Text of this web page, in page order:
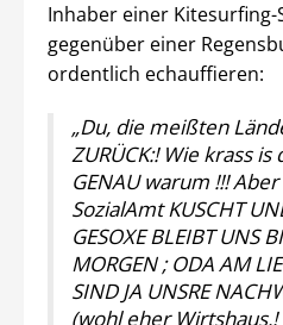
Inhaber einer Kitesurfing-
gegenüber einer
ordentlich echauffieren:
„Du, die meißten
ZURÜCK:! Wie krass
GENAU warum !!!
SozialAmt KUSCHT
GESOXE BLEIBT UNS
MORGEN ; ODA AM
SIND JA UNSRE
(wohl eher